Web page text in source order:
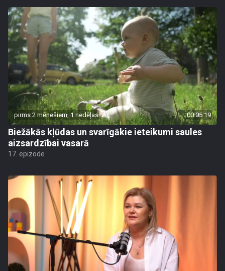
pirms 2 mēnešiem, 1 nedēļas 00:05:19
Biežākās kļūdas un svarīgākie ieteikumi saules
aizsardzībai vasarā
17. epizode